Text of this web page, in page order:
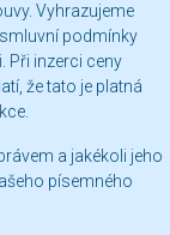
Vyhrazujeme
podmínky
Při inzerci ceny
že tato je platná
a jakékoli jeho
písemného